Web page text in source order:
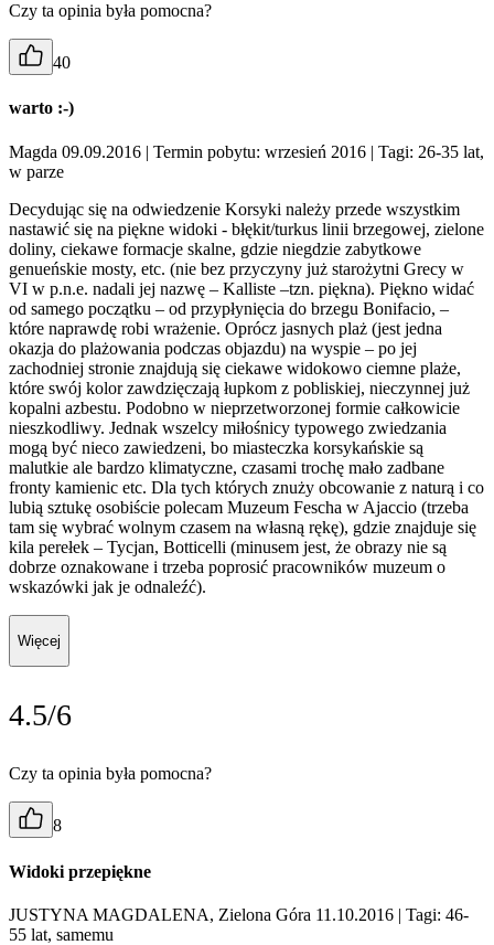
Czy ta opinia była pomocna?
40
warto :-)
Magda 09.09.2016 | Termin pobytu: wrzesień 2016 | Tagi: 26-35 lat,
w parze
Decydując się na odwiedzenie Korsyki należy przede wszystkim
nastawić się na piękne widoki - błękit/turkus linii brzegowej, zielone
doliny, ciekawe formacje skalne, gdzie niegdzie zabytkowe
genueńskie mosty, etc. (nie bez przyczyny już starożytni Grecy w
VI w p.n.e. nadali jej nazwę – Kalliste –tzn. piękna). Piękno widać
od samego początku – od przypłynięcia do brzegu Bonifacio, –
które naprawdę robi wrażenie. Oprócz jasnych plaż (jest jedna
okazja do plażowania podczas objazdu) na wyspie – po jej
zachodniej stronie znajdują się ciekawe widokowo ciemne plaże,
które swój kolor zawdzięczają łupkom z pobliskiej, nieczynnej już
kopalni azbestu. Podobno w nieprzetworzonej formie całkowicie
nieszkodliwy. Jednak wszelcy miłośnicy typowego zwiedzania
mogą być nieco zawiedzeni, bo miasteczka korsykańskie są
malutkie ale bardzo klimatyczne, czasami trochę mało zadbane
fronty kamienic etc. Dla tych których znuży obcowanie z naturą i co
lubią sztukę osobiście polecam Muzeum Fescha w Ajaccio (trzeba
tam się wybrać wolnym czasem na własną rękę), gdzie znajduje się
kila perełek – Tycjan, Botticelli (minusem jest, że obrazy nie są
dobrze oznakowane i trzeba poprosić pracowników muzeum o
wskazówki jak je odnaleźć).
Więcej
4.5/6
Czy ta opinia była pomocna?
8
Widoki przepiękne
JUSTYNA MAGDALENA, Zielona Góra 11.10.2016 | Tagi: 46-
55 lat, samemu